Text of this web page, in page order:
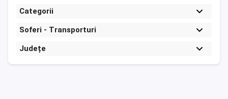
Categorii
Soferi - Transporturi
Județe